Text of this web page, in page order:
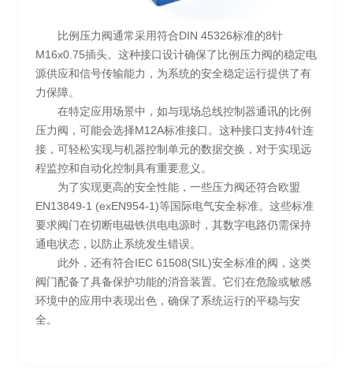
比例压力阀通常采用符合DIN 45326标准的8针
M16x0.75插头。这种接口设计确保了比例压力阀的稳定电
源供应和信号传输能力，为系统的安全稳定运行提供了有
力保障。
在特定应用场景中，如与现场总线控制器通讯的比例
压力阀，可能会选择M12A标准接口。这种接口支持4针连
接，可轻松实现与机器控制单元的数据交换，对于实现远
程监控和自动化控制具有重要意义。
为了实现更高的安全性能，一些压力阀还符合欧盟
EN13849-1 (exEN954-1)等国际电气安全标准。这些标准
要求阀门在切断电磁铁供电电源时，其数字电路仍需保持
通电状态，以防止系统发生错误。
此外，还有符合IEC 61508(SIL)安全标准的阀，这类
阀门配备了具备保护功能的消音装置。它们在危险或敏感
环境中的应用中表现出色，确保了系统运行的平稳与安
全。